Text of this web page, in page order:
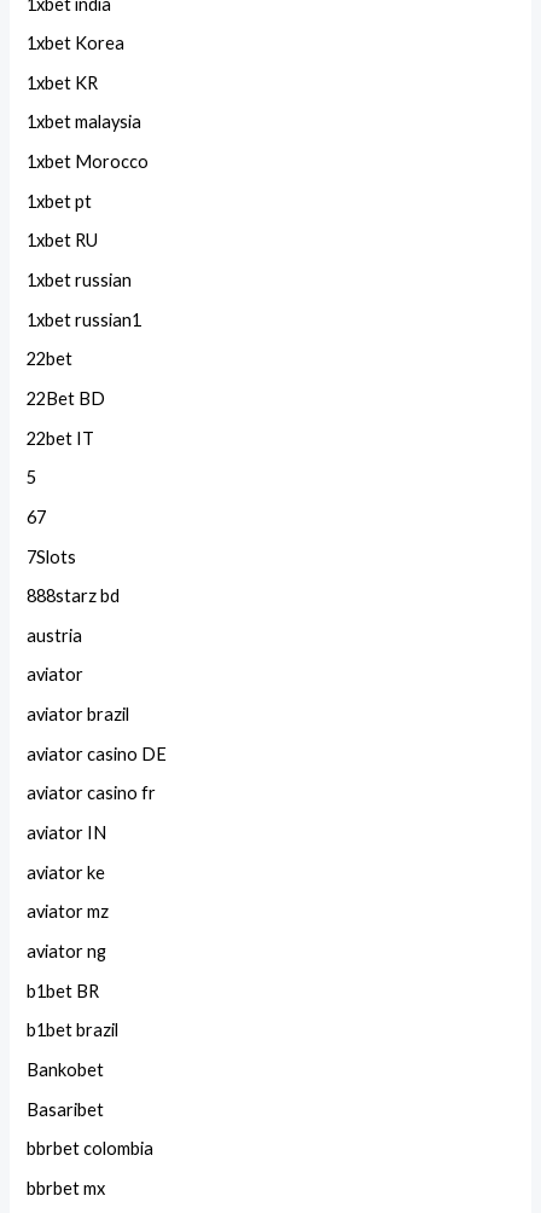
1xbet Korea
1xbet KR
1xbet malaysia
1xbet Morocco
1xbet pt
1xbet RU
1xbet russian
1xbet russian1
22bet
22Bet BD
22bet IT
5
67
7Slots
888starz bd
austria
aviator
aviator brazil
aviator casino DE
aviator casino fr
aviator IN
aviator ke
aviator mz
aviator ng
b1bet BR
b1bet brazil
Bankobet
Basaribet
bbrbet colombia
bbrbet mx